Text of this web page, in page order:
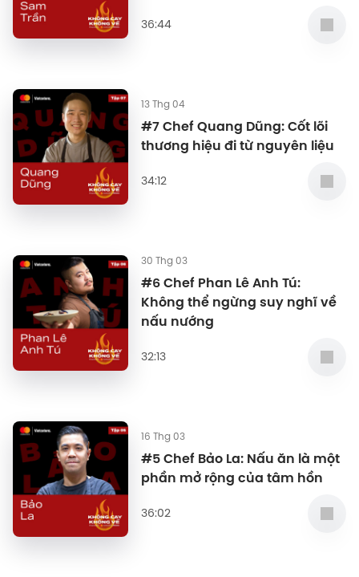
36:44
13 Thg 04
#7 Chef Quang Dũng: Cốt lõi
thương hiệu đi từ nguyên liệu
34:12
30 Thg 03
#6 Chef Phan Lê Anh Tú:
Không thể ngừng suy nghĩ về
nấu nướng
32:13
16 Thg 03
#5 Chef Bảo La: Nấu ăn là một
phần mở rộng của tâm hồn
36:02